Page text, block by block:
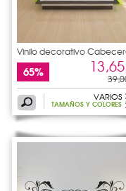
Vinilo decorativo
de
65%
VARIOS
TAMAÑOS Y COLORES